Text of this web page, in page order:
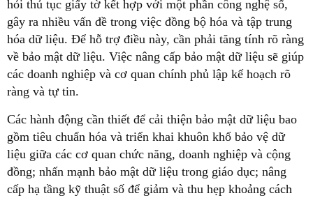
hỏi thủ tục giấy tờ kết hợp với một phần công nghệ số,
gây ra nhiều vấn đề trong việc đồng bộ hóa và tập trung
hóa dữ liệu. Để hỗ trợ điều này, cần phải tăng tính rõ ràng
về bảo mật dữ liệu. Việc nâng cấp bảo mật dữ liệu sẽ giúp
các doanh nghiệp và cơ quan chính phủ lập kế hoạch rõ
ràng và tự tin.
Các hành động cần thiết để cải thiện bảo mật dữ liệu bao
gồm tiêu chuẩn hóa và triển khai khuôn khổ bảo vệ dữ
liệu giữa các cơ quan chức năng, doanh nghiệp và cộng
đồng; nhấn mạnh bảo mật dữ liệu trong giáo dục; nâng
cấp hạ tầng kỹ thuật số để giảm và thu hẹp khoảng cách